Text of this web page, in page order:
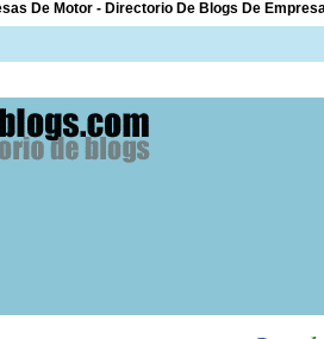
De Motor - Directorio De Blogs De